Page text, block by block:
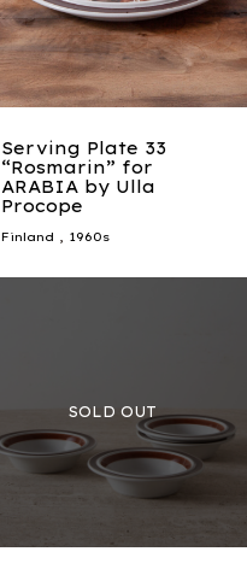
Serving Plate 33
“Rosmarin” for
ARABIA by Ulla
Procope
Finland , 1960s